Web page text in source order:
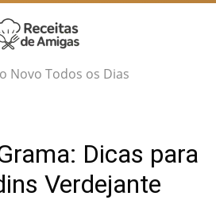
Novo Todos os Dias
Dicas para
Verdejante